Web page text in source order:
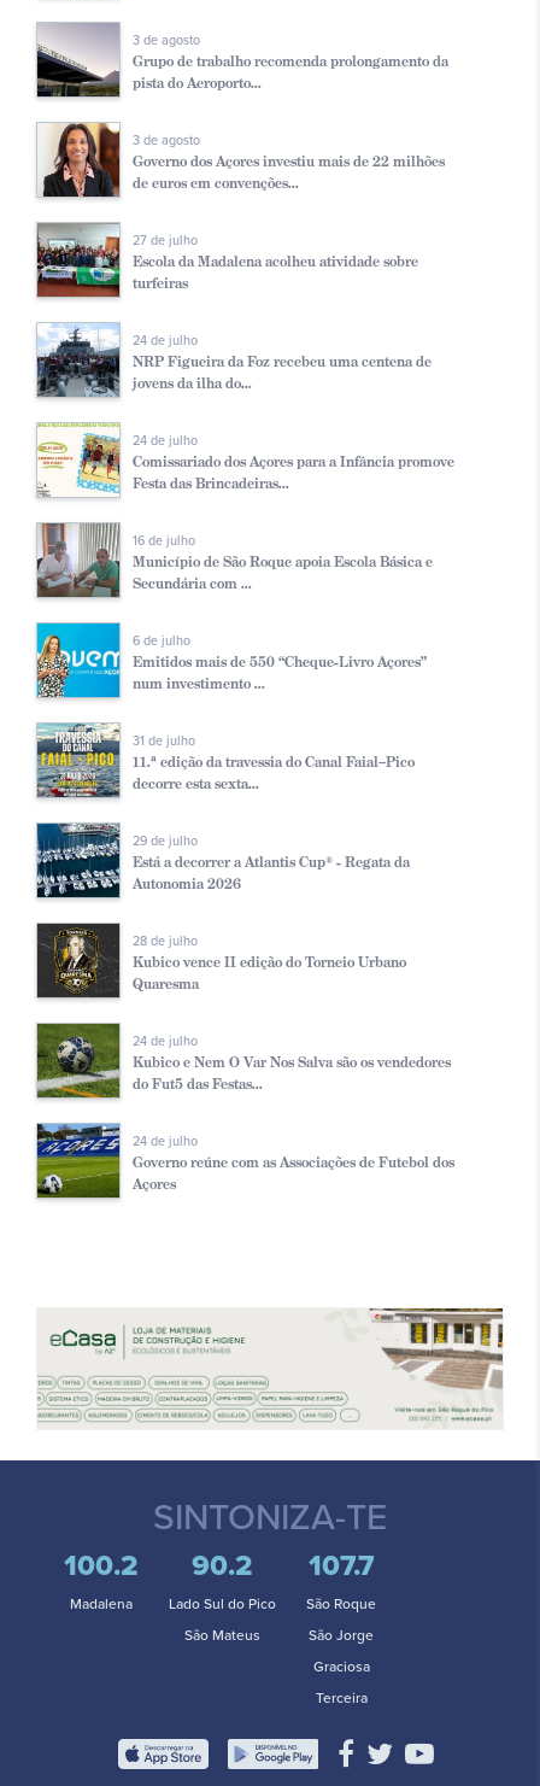
3 de agosto
Grupo de trabalho recomenda prolongamento da
pista do Aeroporto...
3 de agosto
Governo dos Açores investiu mais de 22 milhões
de euros em convenções...
27 de julho
Escola da Madalena acolheu atividade sobre
turfeiras
24 de julho
NRP Figueira da Foz recebeu uma centena de
jovens da ilha do...
24 de julho
Comissariado dos Açores para a Infância promove
Festa das Brincadeiras...
16 de julho
Município de São Roque apoia Escola Básica e
Secundária com ...
6 de julho
Emitidos mais de 550 “Cheque-Livro Açores”
num investimento ...
31 de julho
11.ª edição da travessia do Canal Faial–Pico
decorre esta sexta...
29 de julho
Está a decorrer a Atlantis Cup® - Regata da
Autonomia 2026
28 de julho
Kubico vence II edição do Torneio Urbano
Quaresma
24 de julho
Kubico e Nem O Var Nos Salva são os vendedores
do Fut5 das Festas...
24 de julho
Governo reúne com as Associações de Futebol dos
Açores
SINTONIZA-TE
100.2
Madalena
90.2
Lado Sul do Pico
São Mateus
107.7
São Roque
São Jorge
Graciosa
Terceira